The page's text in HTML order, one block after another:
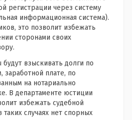
регистрации через систему
информационная система).
это позволит избежать
сторонами своих
взыскивать долги по
заработной плате, по
на нотариально
В департаменте юстиции
избежать судебной
случаях нет спорных